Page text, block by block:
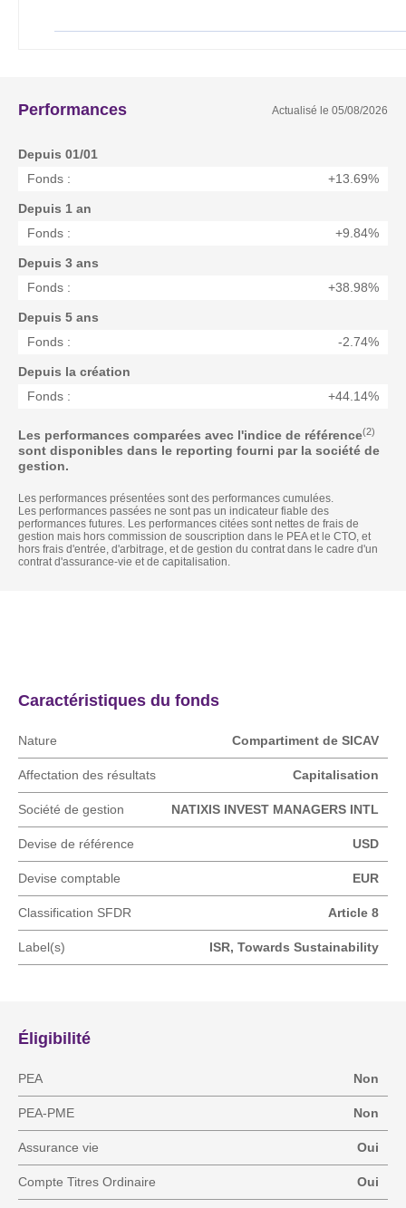
Performances Actualisé le 05/08/2026
Depuis 01/01
Fonds :
+13.69%
Depuis 1 an
Fonds :
+9.84%
Depuis 3 ans
Fonds :
+38.98%
Depuis 5 ans
Fonds :
-2.74%
Depuis la création
Fonds :
+44.14%
Les performances comparées avec l'indice de référence(2)
sont disponibles dans le reporting fourni par la société de
gestion.
Les performances présentées sont des performances cumulées.
Les performances passées ne sont pas un indicateur fiable des
performances futures. Les performances citées sont nettes de frais de
gestion mais hors commission de souscription dans le PEA et le CTO, et
hors frais d'entrée, d'arbitrage, et de gestion du contrat dans le cadre d'un
contrat d'assurance-vie et de capitalisation.
Caractéristiques du fonds
Nature Compartiment de SICAV
Affectation des résultats Capitalisation
Société de gestion NATIXIS INVEST MANAGERS INTL
Devise de référence USD
Devise comptable EUR
Classification SFDR Article 8
Label(s) ISR, Towards Sustainability
Éligibilité
PEA Non
PEA-PME Non
Assurance vie Oui
Compte Titres Ordinaire Oui